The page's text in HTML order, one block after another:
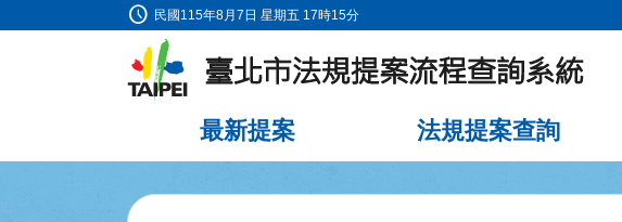
最新提案 法規提案查詢
schedule 民國115年8月7日 星期五 17時15分